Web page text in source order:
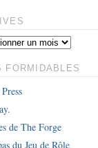
FORMIDABLES
de The Forge
du Jeu de Rôle